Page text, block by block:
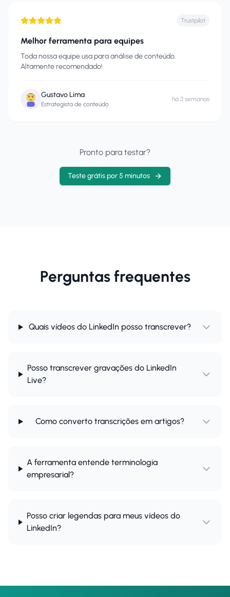
Trustpilot
Melhor ferramenta para equipes
Toda nossa equipe usa para análise de conteúdo.
Altamente recomendado!
Gustavo Lima
Estrategista de conteúdo
há 3 semanas
Pronto para testar?
Teste grátis por 5 minutos
Perguntas frequentes
Quais vídeos do LinkedIn posso transcrever?
Posso transcrever gravações do LinkedIn
Live?
Como converto transcrições em artigos?
A ferramenta entende terminologia
empresarial?
Posso criar legendas para meus vídeos do
LinkedIn?